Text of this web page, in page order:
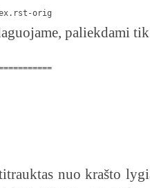
orig
paliekdami
nuo krašto